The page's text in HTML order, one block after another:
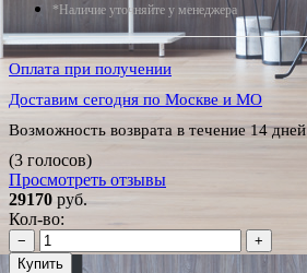
*Наличие уточняйте у менеджера
Оплата при получении
Доставим сегодня по Москве и МО
Возможность возврата в течение 14 дней
(3 голосов)
Просмотреть отзывы
29170 руб.
Кол-во:
−
+
Купить